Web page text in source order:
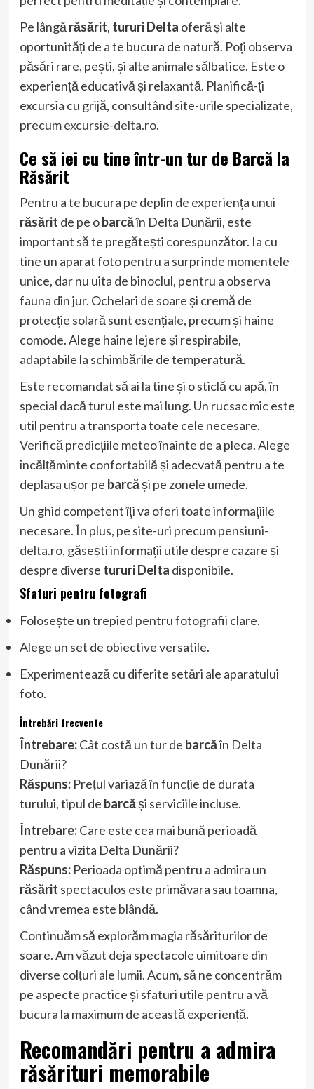
Pe lângă răsărit, tururi Delta oferă și alte
oportunități de a te bucura de natură. Poți observa
păsări rare, pești, și alte animale sălbatice. Este o
experiență educativă și relaxantă. Planifică-ți
excursia cu grijă, consultând site-urile specializate,
precumexcursie-delta.ro.
Ce să iei cu tine într-un tur de Barcă la
Răsărit
Pentru a te bucura pe deplin de experiența unui
răsărit de pe obarcăîn Delta Dunării, este
important să te pregătești corespunzător. Ia cu
tine un aparat foto pentru a surprinde momentele
unice, dar nu uita de binoclul, pentru a observa
fauna din jur. Ochelari de soare și cremă de
protecție solară sunt esențiale, precum și haine
comode. Alege haine lejere și respirabile,
adaptabile la schimbările de temperatură.
Este recomandat să ai la tine și o sticlă cu apă, în
special dacă turul este mai lung. Un rucsac mic este
util pentru a transporta toate cele necesare.
Verifică predicțiile meteo înainte de a pleca. Alege
încălțăminte confortabilă și adecvată pentru a te
deplasa ușor pe barcăși pe zonele umede.
Un ghid competent îți va oferi toate informațiile
necesare. În plus, pe site-uri precumpensiuni-
delta.ro, găsești informații utile despre cazare și
despre diverse tururi Delta disponibile.
Sfaturi pentru fotografi
Folosește un trepied pentru fotografii clare.
Alege un set de obiective versatile.
Experimentează cu diferite setări ale aparatului
foto.
Întrebări frecvente
Întrebare:Cât costă un tur de barcăîn Delta
Dunării?
Răspuns:Prețul variază în funcție de durata
turului, tipul de barcăși serviciile incluse.
Întrebare:Care este cea mai bună perioadă
pentru a vizita Delta Dunării?
Răspuns:Perioada optimă pentru a admira un
răsărit spectaculos este primăvara sau toamna,
când vremea este blândă.
Continuăm să explorăm magia răsăriturilor de
soare. Am văzut deja spectacole uimitoare din
diverse colțuri ale lumii. Acum, să ne concentrăm
pe aspecte practice și sfaturi utile pentru a vă
bucura la maximum de această experiență.
Recomandări pentru a admira
răsărituri memorabile